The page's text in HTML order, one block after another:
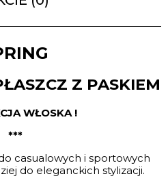
Z PASKIEM
WŁOSKA !
***
casualowych i sportowych
do eleganckich stylizacji.